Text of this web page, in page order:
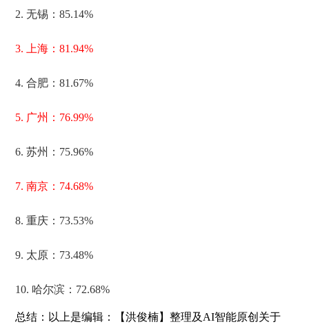
2. 无锡：85.14%
3. 上海：81.94%
4. 合肥：81.67%
5. 广州：76.99%
6. 苏州：75.96%
7. 南京：74.68%
8. 重庆：73.53%
9. 太原：73.48%
10. 哈尔滨：72.68%
总结：以上是编辑：【洪俊楠】整理及AI智能原创关于